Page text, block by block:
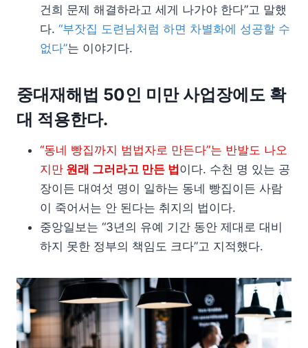
건희 문제 해결하라고 세게 나가야 한다”고 말했
다. “부잣집 도련님처럼 하면 차별화에 성공할 수
없다”는 이야기다.
중대재해법 50인 미만 사업장에도 확
대 적용한다.
“동네 빵집까지 범법자로 만든다”는 반발도 나오
지만 원래 그러라고 만든 법이다. 수천 명 있는 공
장이든 대여섯 명이 일하는 동네 빵집이든 사람
이 죽어서는 안 된다는 취지의 법이다.
중앙일보는 “3년의 유예 기간 동안 제대로 대비
하지 못한 정부의 책임도 크다”고 지적했다.